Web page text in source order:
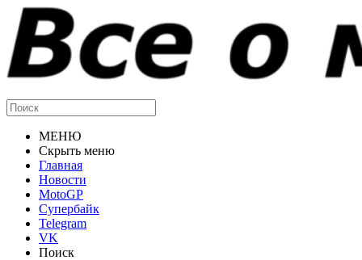
МЕНЮ
Скрыть меню
Главная
Новости
MotoGP
Супербайк
Telegram
VK
Поиск